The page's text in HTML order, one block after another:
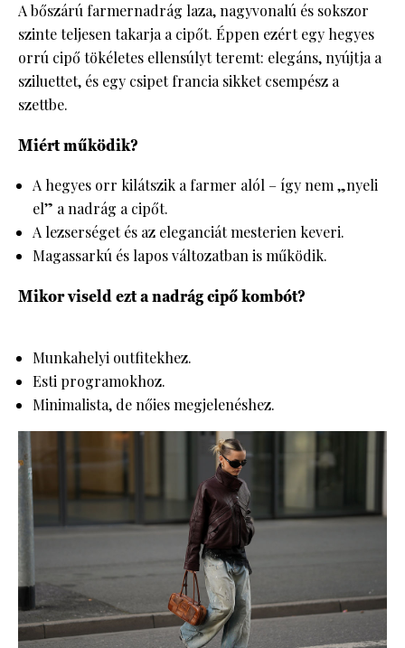
A bőszárú farmernadrág laza, nagyvonalú és sokszor
szinte teljesen takarja a cipőt. Éppen ezért egy hegyes
orrú cipő tökéletes ellensúlyt teremt: elegáns, nyújtja a
sziluettet, és egy csipet francia sikket csempész a
szettbe.
Miért működik?
A hegyes orr kilátszik a farmer alól – így nem „nyeli
el” a nadrág a cipőt.
A lezserséget és az eleganciát mesterien keveri.
Magassarkú és lapos változatban is működik.
Mikor viseld ezt a nadrág cipő kombót?
Munkahelyi outfitekhez.
Esti programokhoz.
Minimalista, de nőies megjelenéshez.